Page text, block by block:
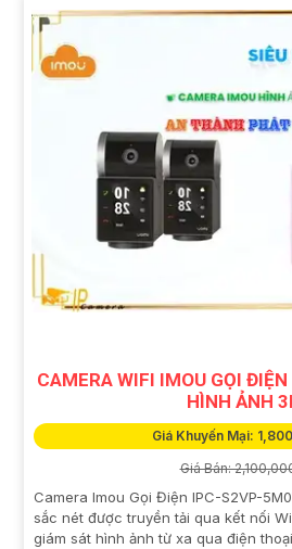
CAMERA WIFI IMOU GỌI
HÌNH ẢNH
Giá Khuyến Mại:
Giá Bán:
Camera Imou Gọi Điện IPC-S2VP-
sắc nét được truyền tải qua kết nối
giám sát hình ảnh từ xa qua điện